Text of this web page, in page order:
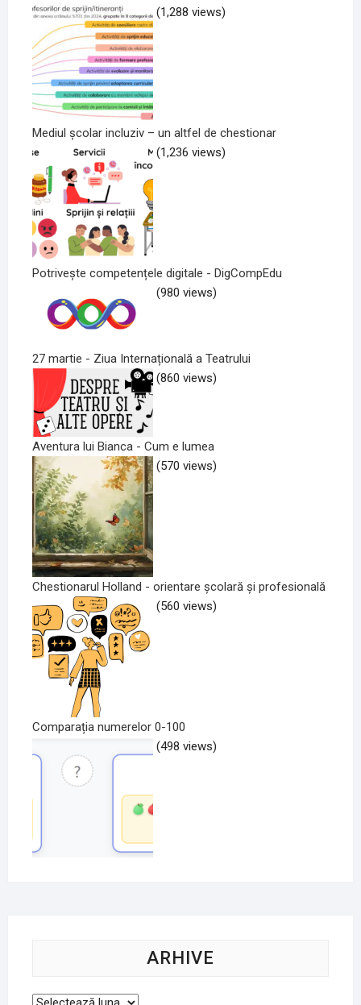
(1,288 views)
Mediul școlar incluziv – un altfel de chestionar
(1,236 views)
Potrivește competențele digitale - DigCompEdu
(980 views)
27 martie - Ziua Internațională a Teatrului
(860 views)
Aventura lui Bianca - Cum e lumea
(570 views)
Chestionarul Holland - orientare școlară și profesională
(560 views)
Comparația numerelor 0-100
(498 views)
ARHIVE
Arhive